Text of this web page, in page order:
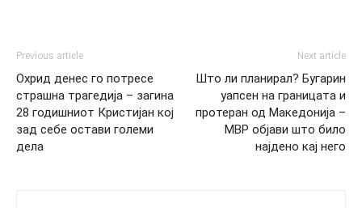
Previous article
Охрид денес го потресе
страшна трагедија – загина
28 годишниот Кристијан кој
зад себе остави големи
дела
Next article
Што ли планирал? Бугарин
уапсен на границата и
протеран од Македонија –
МВР објави што било
најдено кај него